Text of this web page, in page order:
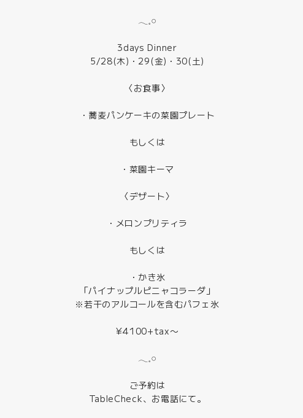
𓂃𓈒𓏸
3days Dinner
5/28(木)・29(金)・30(土)
〈お食事〉
・蕎麦パンケーキの菜園プレート
もしくは
・菜園キーマ
〈デザート〉
・メロンプリティラ
もしくは
・かき氷
「パイナップルピニャコラーダ」
※若干のアルコールを含むパフェ氷
¥4100+tax〜
𓂃𓈒𓏸
ご予約は
TableCheck、お電話にて。